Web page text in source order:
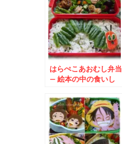
はらぺこあおむし弁当
– 絵本の中の食いし